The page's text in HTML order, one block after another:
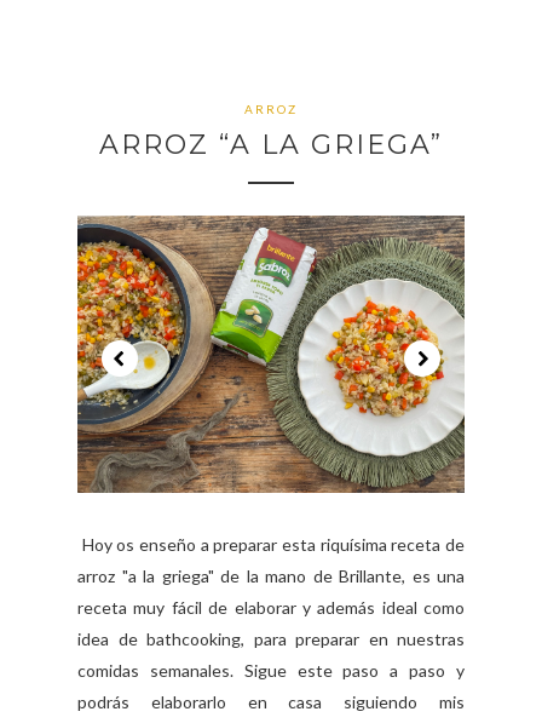
ARROZ
ARROZ “A LA GRIEGA”
Hoy os enseño a preparar esta riquísima receta de
arroz "a la griega" de la mano de Brillante, es una
receta muy fácil de elaborar y además ideal como
idea de bathcooking, para preparar en nuestras
comidas semanales. Sigue este paso a paso y
podrás elaborarlo en casa siguiendo mis